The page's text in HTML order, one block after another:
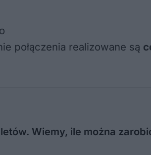
połączenia realizowane są
Wiemy, ile można